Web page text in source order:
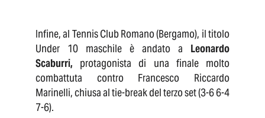
Infine, al Tennis Club Romano (Bergamo), il titolo
Under 10 maschile è andato a Leonardo
Scaburri, protagonista di una finale molto
combattuta contro Francesco Riccardo
Marinelli, chiusa al tie-break del terzo set (3-6 6-4
7-6).